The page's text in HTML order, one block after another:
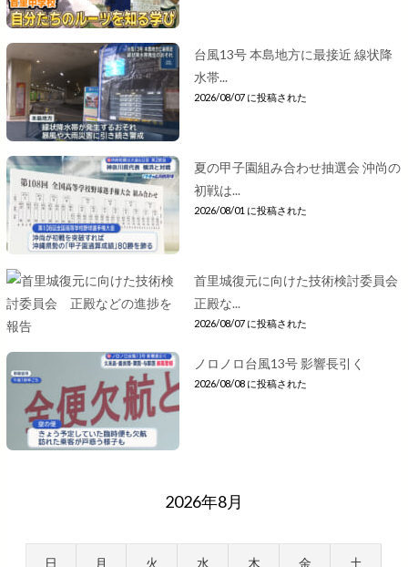
台風13号 本島地方に最接近 線状降
水帯...
2026/08/07 に投稿された
夏の甲子園組み合わせ抽選会 沖尚の
初戦は...
2026/08/01 に投稿された
首里城復元に向けた技術検討委員会
正殿な...
2026/08/07 に投稿された
ノロノロ台風13号 影響長引く
2026/08/08 に投稿された
2026年8月
日 月 火 水 木 金 土